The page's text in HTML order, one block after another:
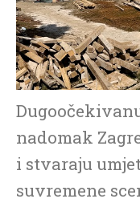
nadomak
i stvaraju
suvremene